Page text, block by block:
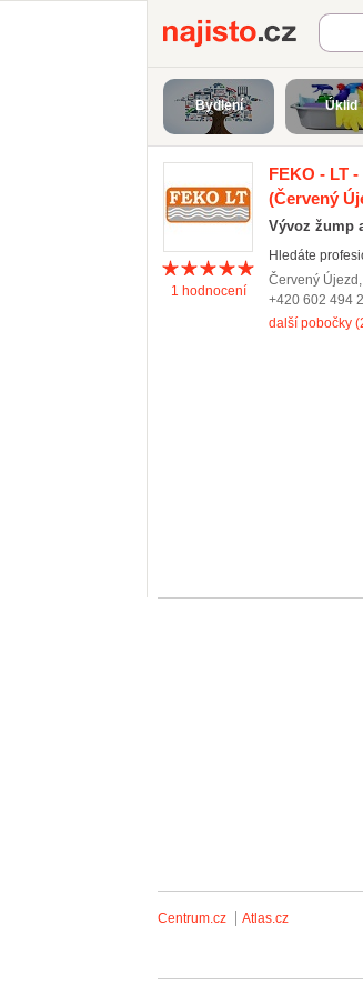
Bydlení Úklid
FEKO - LT
(Červený
Vývoz žump
1 hodnocení
Hledáte
Červený Újezd ,
+420 602 494
další pobočky
Centrum.cz Atlas.cz